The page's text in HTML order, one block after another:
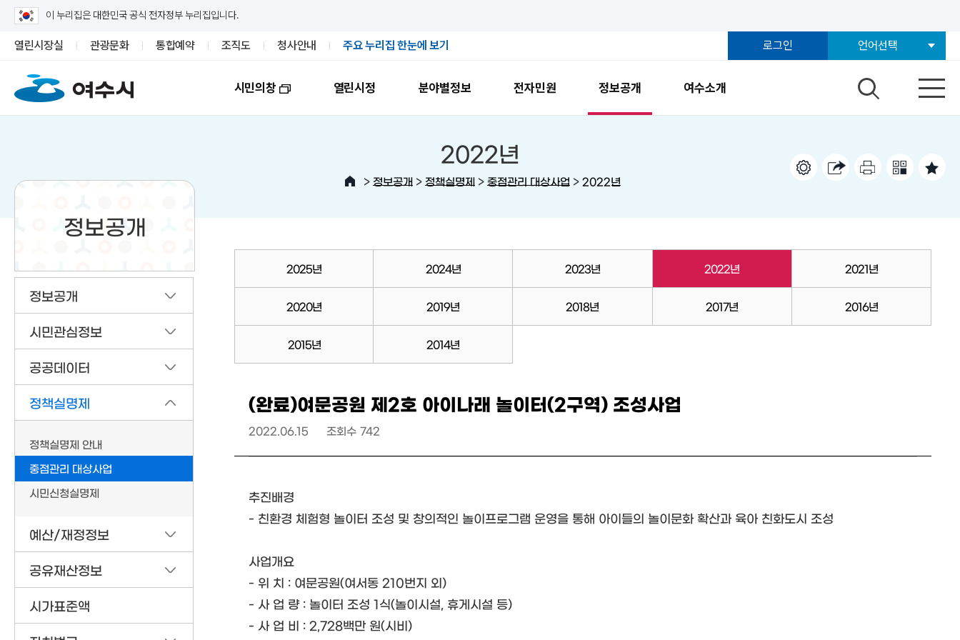
이 누리집은 대한민국 공식 전자정부 누리집입니다.
열린시장실 관광문화 통합예약 조직도 청사안내 주요 누리집 한눈에 보기 로그인 언어선택
시민의창 열린시정 분야별정보 전자민원 정보공개 여수소개
정보공개
정보공개
시민관심정보
공공데이터
정책실명제
정책실명제 안내
중점관리 대상사업
시민신청실명제
예산/재정정보
공유재산정보
시가표준액
2022년
> 정보공개 > 정책실명제 > 중점관리 대상사업 > 2022년
2025년 2024년 2023년 2022년 2021년
2020년 2019년 2018년 2017년 2016년
2015년 2014년
(완료)여문공원 제2호 아이나래 놀이터(2구역) 조성사업
2022.06.15 조회수 742
추진배경
- 친환경 체험형 놀이터 조성 및 창의적인 놀이프로그램 운영을 통해 아이들의 놀이문화 확산과 육아 친화도시 조성
사업개요
- 위 치 : 여문공원(여서동 210번지 외)
- 사 업 량 : 놀이터 조성 1식(놀이시설, 휴게시설 등)
- 사 업 비 : 2,728백만 원(시비)